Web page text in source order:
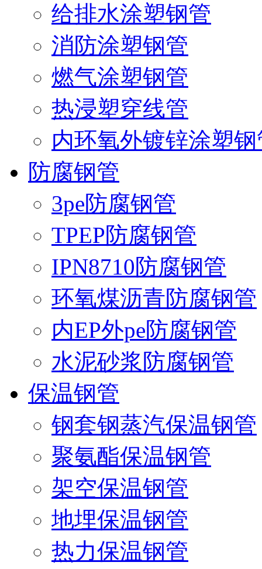
给排水涂塑钢管
消防涂塑钢管
燃气涂塑钢管
热浸塑穿线管
内环氧外镀锌涂塑钢
防腐钢管
3pe防腐钢管
TPEP防腐钢管
IPN8710防腐钢管
环氧煤沥青防腐钢管
内EP外pe防腐钢管
水泥砂浆防腐钢管
保温钢管
钢套钢蒸汽保温钢管
聚氨酯保温钢管
架空保温钢管
地埋保温钢管
热力保温钢管